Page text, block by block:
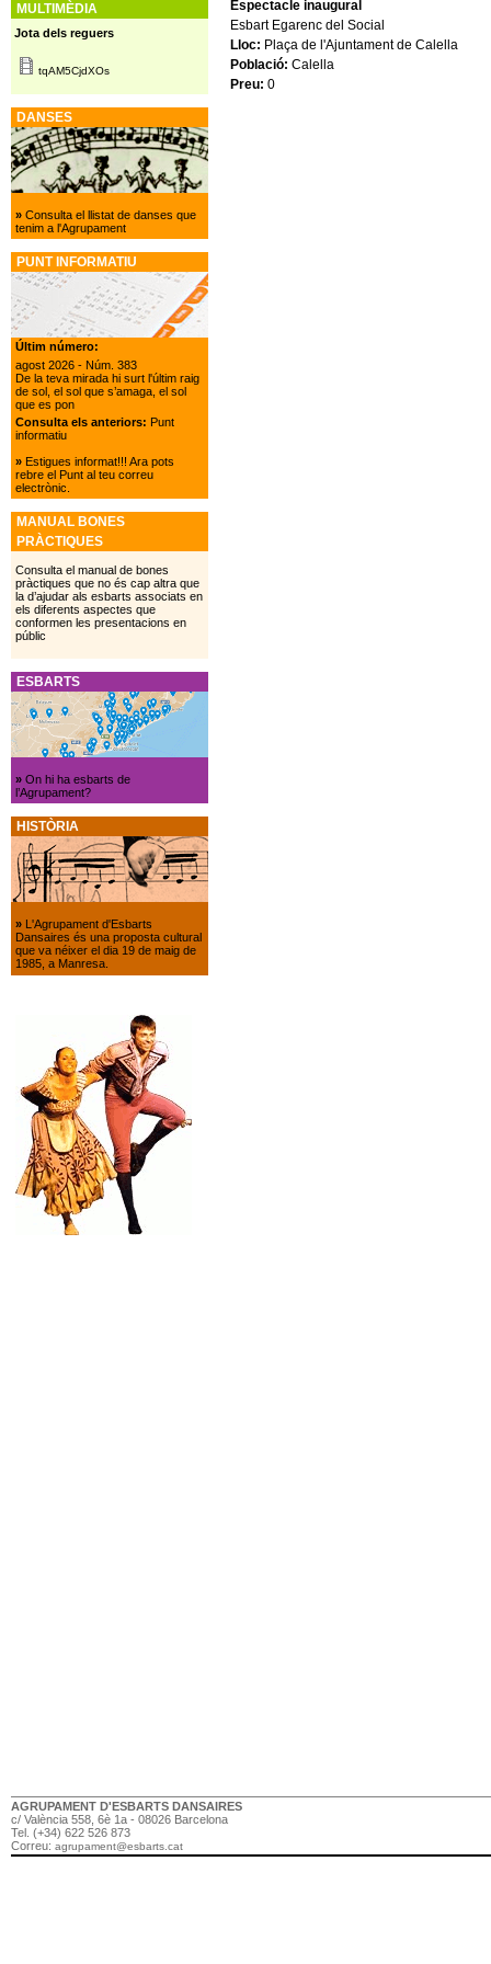
Espectacle inaugural
Esbart Egarenc del Social
Lloc: Plaça de l'Ajuntament de Calella
Població: Calella
Preu: 0
MULTIMÈDIA
Jota dels reguers
tqAM5CjdXOs
DANSES
»Consulta el llistat de danses que
tenim a l'Agrupament
PUNT INFORMATIU
Últim número:
agost 2026 - Núm. 383
De la teva mirada hi surt l'últim raig
de sol, el sol que s’amaga, el sol
que es pon
Consulta els anteriors: Punt
informatiu
»Estigues informat!!! Ara pots
rebre el Punt al teu correu
electrònic.
MANUAL BONES
PRÀCTIQUES
Consulta el manual de bones
pràctiques que no és cap altra que
la d’ajudar als esbarts associats en
els diferents aspectes que
conformen les presentacions en
públic
ESBARTS
»On hi ha esbarts de
l’Agrupament?
HISTÒRIA
» L'Agrupament d'Esbarts
Dansaires és una proposta cultural
que va néixer el dia 19 de maig de
1985, a Manresa.
AGRUPAMENT D'ESBARTS DANSAIRES
c/ València 558, 6è 1a - 08026 Barcelona
Tel. (+34) 622 526 873
Correu: agrupament@esbarts.cat